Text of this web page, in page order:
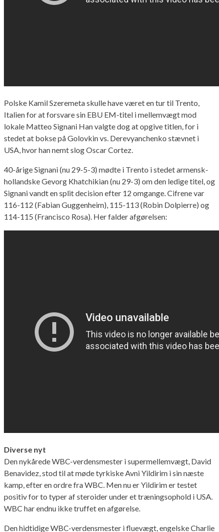
Polske Kamil Szeremeta skulle have været en tur til Trento,
Italien for at forsvare sin EBU EM-titel i mellemvægt mod
lokale Matteo Signani Han valgte dog at opgive titlen, for i
stedet at bokse på Golovkin vs. Derevyanchenko stævnet i
USA, hvor han nemt slog Oscar Cortez.
40-årige Signani (nu 29-5-3) mødte i Trento i stedet armensk-
hollandske Gevorg Khatchikian (nu 29-3) om den ledige titel, og
Signani vandt en split decision efter 12 omgange. Cifrene var
116-112 (Fabian Guggenheim), 115-113 (Robin Dolpierre) og
114-115 (Francisco Rosa). Her falder afgørelsen:
Diverse nyt
Den nykårede WBC-verdensmester i supermellemvægt, David
Benavidez, stod til at møde tyrkiske Avni Yildirim i sin næste
kamp, efter en ordre fra WBC. Men nu er Yildirim er testet
positiv for to typer af steroider under et træningsophold i USA.
WBC har endnu ikke truffet en afgørelse.
Den hidtidige WBC-verdensmester i fluevægt, engelske Charlie